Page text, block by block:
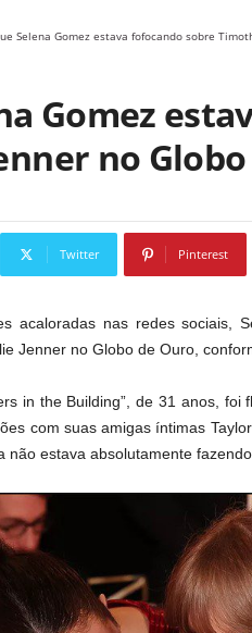
Selena Gomez estava fofocando sobre
Gomez
no
Twitter Pinterest
acaloradas nas redes sociais,
Jenner no Globo de Ouro,
in the Building”, de 31 anos,
com suas amigas íntimas
não estava absolutamente